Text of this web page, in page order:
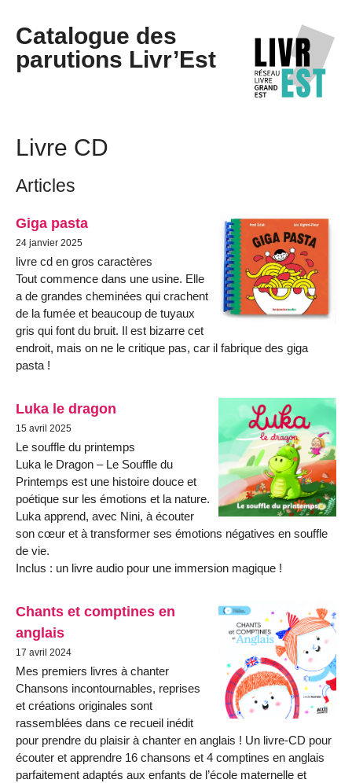
Catalogue des
parutions Livr’Est
Livre CD
Articles
Giga pasta
24 janvier 2025
livre cd en gros caractères
Tout commence dans une usine. Elle
a de grandes cheminées qui crachent
de la fumée et beaucoup de tuyaux
gris qui font du bruit. Il est bizarre cet
endroit, mais on ne le critique pas, car il fabrique des giga
pasta !
Luka le dragon
15 avril 2025
Le souffle du printemps
Luka le Dragon – Le Souffle du
Printemps est une histoire douce et
poétique sur les émotions et la nature.
Luka apprend, avec Nini, à écouter
son cœur et à transformer ses émotions négatives en souffle
de vie.
Inclus : un livre audio pour une immersion magique !
Chants et comptines en
anglais
17 avril 2024
Mes premiers livres à chanter
Chansons incontournables, reprises
et créations originales sont
rassemblées dans ce recueil inédit
pour prendre du plaisir à chanter en anglais ! Un livre-CD pour
écouter et apprendre 16 chansons et 4 comptines en anglais
parfaitement adaptés aux enfants de l’école maternelle et